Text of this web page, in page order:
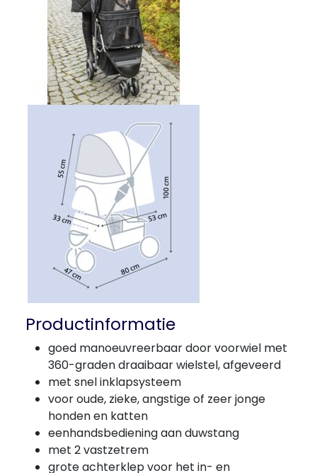
Productinformatie
goed manoeuvreerbaar door voorwiel met
360-graden draaibaar wielstel, afgeveerd
met snel inklapsysteem
voor oude, zieke, angstige of zeer jonge
honden en katten
eenhandsbediening aan duwstang
met 2 vastzetrem
grote achterklep voor het in- en